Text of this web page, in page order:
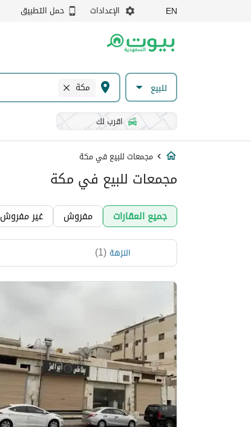
EN الإعدادات حمل التطبيق
للبيع مكة
اقرب لك
مجمعات للبيع في مكة
مجمعات للبيع في مكة
جميع العقارات مفروش غير مفروش
النزهة(
1
)